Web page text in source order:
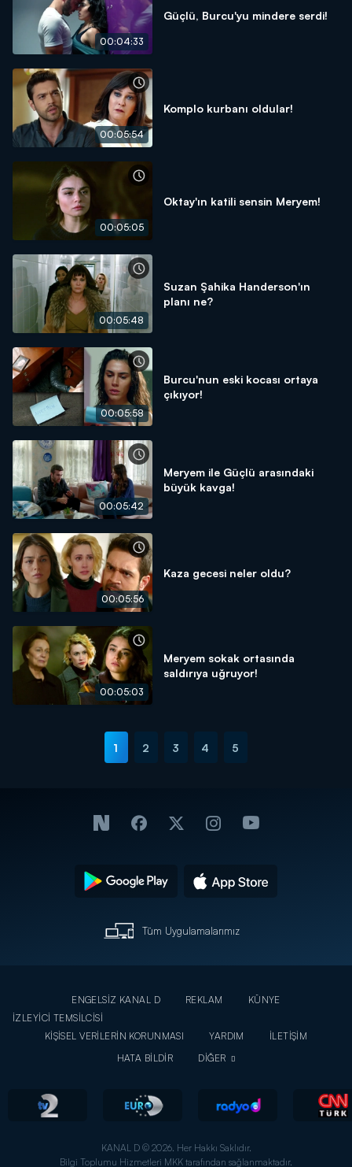
00:04:33
Güçlü, Burcu'yu mindere serdi!
00:05:54
Komplo kurbanı oldular!
00:05:05
Oktay'ın katili sensin Meryem!
00:05:48
Suzan Şahika Handerson'ın
planı ne?
00:05:58
Burcu'nun eski kocası ortaya
çıkıyor!
00:05:42
Meryem ile Güçlü arasındaki
büyük kavga!
00:05:56
Kaza gecesi neler oldu?
00:05:03
Meryem sokak ortasında
saldırıya uğruyor!
1 2 3 4 5
Tüm Uygulamalarımız
ENGELSİZ KANAL D REKLAM
KÜNYE
İZLEYİCİ TEMSİLCİSİ
KİŞİSEL VERİLERİN KORUNMASI
YARDIM
İLETİŞİM
HATA BİLDİR
DİĞER
KANAL D © 2026. Her Hakkı Saklıdır.
Bilgi Toplumu Hizmetleri MKK tarafından sağlanmaktadır.